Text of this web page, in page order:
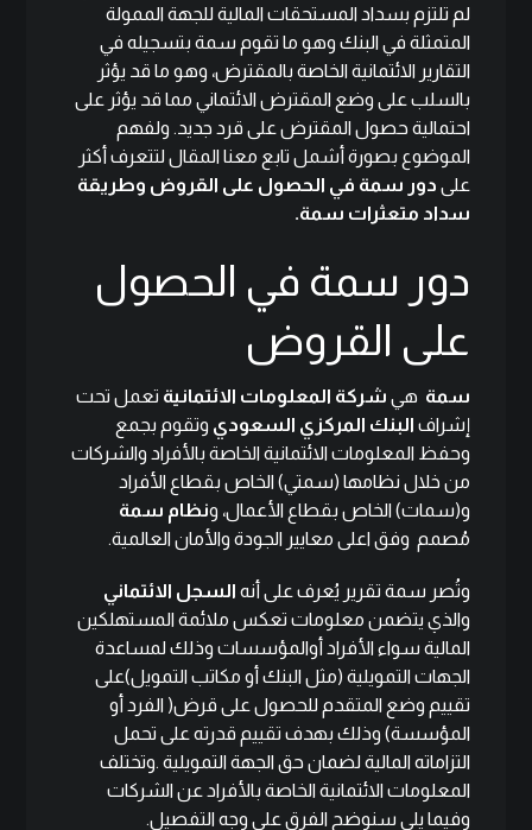
لم تلتزم بسداد المستحقات المالية للجهة الممولة
المتمثلة في البنك وهو ما تقوم سمة بتسجيله في
التقارير الائتمانية الخاصة بالمقترض، وهو ما قد يؤثر
بالسلب على وضع المقترض الائتماني مما قد يؤثر على
احتمالية حصول المقترض على قرد جديد. ولفهم
الموضوع بصورة أشمل تابع معنا المقال لتتعرف أكثر
على دور سمة في الحصول على القروض وطريقة
سداد متعثرات سمة.
دور سمة في الحصول
على القروض
سمة هي شركة المعلومات الائتمانية تعمل تحت
إشراف البنك المركزي السعودي وتقوم بجمع
وحفظ المعلومات الائتمانية الخاصة بالأفراد والشركات
من خلال نظامها (سمتي) الخاص بقطاع الأفراد
و(سمات) الخاص بقطاع الأعمال، ونظام سمة
مُصمم وفق اعلى معايير الجودة والأمان العالمية.
وتُصر سمة تقرير يُعرف على أنه السجل الائتماني
والذي يتضمن معلومات تعكس ملائمة المستهلكين
المالية سواء الأفراد أوالمؤسسات وذلك لمساعدة
الجهات التمويلية (مثل البنك أو مكاتب التمويل)على
تقييم وضع المتقدم للحصول على قرض( الفرد أو
المؤسسة) وذلك بهدف تقييم قدرته على تحمل
التزاماته المالية لضمان حق الجهة التمويلية .وتختلف
المعلومات الائتمانية الخاصة بالأفراد عن الشركات
وفيما يلي سنوضح الفرق على وجه التفصيل.